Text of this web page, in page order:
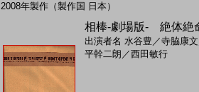
2008年製作（製作国 日本）
相棒-劇場版- 絶体絶
出演者名 水谷豊 ／寺脇康文
平幹二朗 ／西田敏行